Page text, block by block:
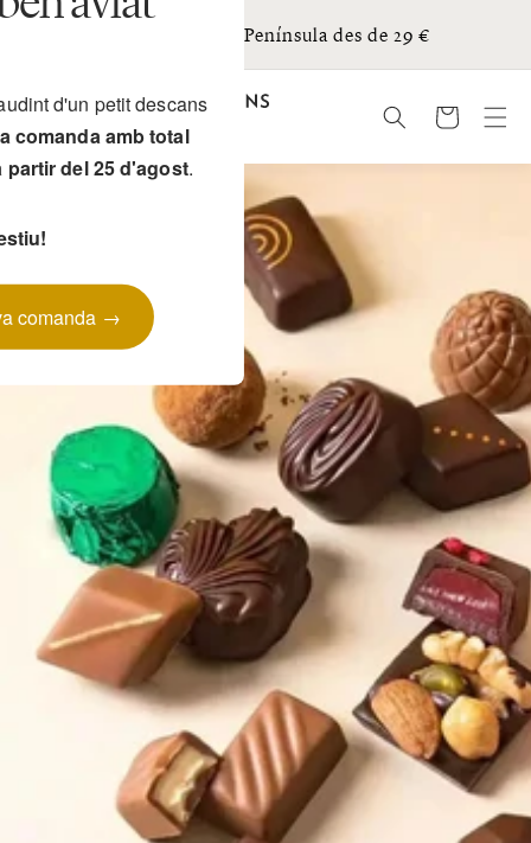
directamentEnviament gratis Península des de 29 €
Cistella
d'un petit descans
comanda amb total
partir del 25 d'agost.
comanda →